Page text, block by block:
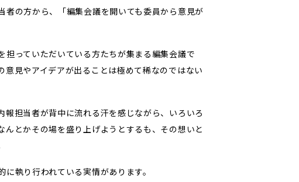
者の方から、「編集会議を開いても委員から意見が
担っていただいている方たちが集まる編集会議で
意見やアイデアが出ることは極めて稀なのではない
担当者が背中に流れる汗を感じながら、いろいろ
とかその場を盛り上げようとするも、その想いと
執り行われている実情があります。